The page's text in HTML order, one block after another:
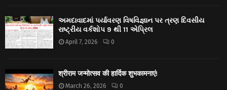
અમદાવાદમાં પર્યાવરણ વિષવિજ્ઞાન પર ત્રણ દિવસીય
રાષ્ટ્રીય વર્કશોપ 9 થી 11 એપ્રિલ
April 7, 2026 0
श्रीराम जन्मोत्सव की हार्दिक शुभकामनाएं!
March 26, 2026 0